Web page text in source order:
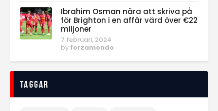
Ibrahim Osman nära att skriva på
för Brighton i en affär värd över €22
miljoner
7 februari, 2024
by forzamondo
Taggar